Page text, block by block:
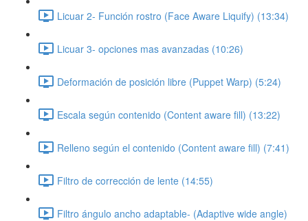
Licuar 2- Función rostro (Face Aware Liquify) (13:34)
Licuar 3- opciones mas avanzadas (10:26)
Deformación de posición libre (Puppet Warp) (5:24)
Escala según contenido (Content aware fill) (13:22)
Relleno según el contenido (Content aware fill) (7:41)
Filtro de corrección de lente (14:55)
Filtro ángulo ancho adaptable- (Adaptive wide angle)